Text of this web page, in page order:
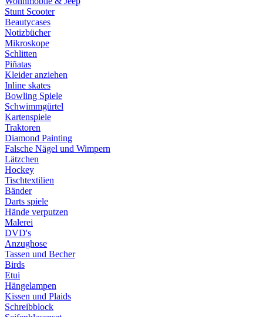
Stunt Scooter
Beautycases
Notizbücher
Mikroskope
Schlitten
Piñatas
Kleider anziehen
Inline skates
Bowling Spiele
Schwimmgürtel
Kartenspiele
Traktoren
Diamond Painting
Falsche Nägel und Wimpern
Lätzchen
Hockey
Tischtextilien
Bänder
Darts spiele
Hände verputzen
Malerei
DVD's
Anzughose
Tassen und Becher
Birds
Etui
Hängelampen
Kissen und Plaids
Schreibblock